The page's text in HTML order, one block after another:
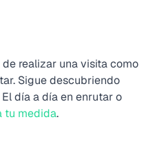
realizar una visita como
Sigue descubriendo
día a día en enrutar o
tu medida.